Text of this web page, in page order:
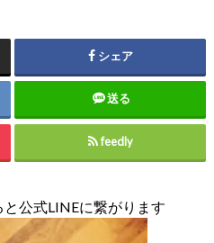
シェア
送る
feedly
公式LINEに繋がります